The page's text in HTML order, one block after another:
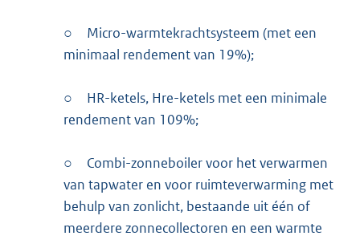
○
Micro-warmtekrachtsysteem (met een
minimaal rendement van 19%);
○
HR-ketels, Hre-ketels met een minimale
rendement van 109%;
○
Combi-zonneboiler voor het verwarmen
van tapwater en voor ruimteverwarming met
behulp van zonlicht, bestaande uit één of
meerdere zonnecollectoren en een warmte